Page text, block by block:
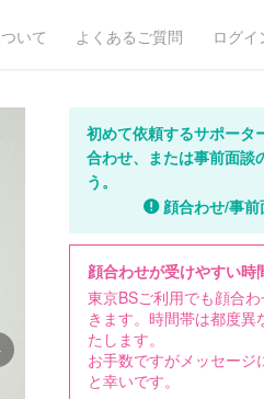
いて よくあるご質問 ログイ
初めて依頼するサポータ
合わせ、または事前面談
う。
顔合わせ/事前
顔合わせが受けやすい時
東京BSご利用でも顔合
きます。時間帯は都度異
たします。
お手数ですがメッセージ
と幸いです。